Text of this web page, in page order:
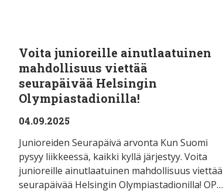
Voita junioreille ainutlaatuinen
mahdollisuus viettää
seurapäivää Helsingin
Olympiastadionilla!
04.09.2025
Junioreiden Seurapäivä arvonta Kun Suomi
pysyy liikkeessä, kaikki kyllä järjestyy. Voita
junioreille ainutlaatuinen mahdollisuus viettää
seurapäivää Helsingin Olympiastadionilla! OP…